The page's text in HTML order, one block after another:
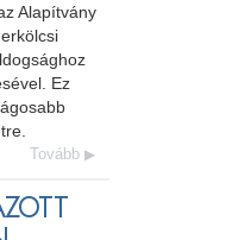
Alapítvány
Ez
Tovább